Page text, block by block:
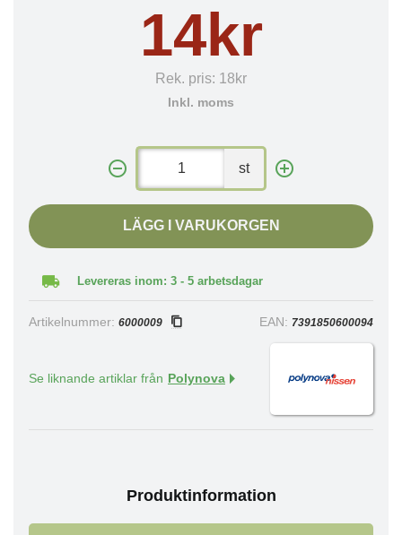
14kr
Rek. pris: 18kr
Inkl. moms
st
LÄGG I VARUKORGEN
Levereras inom: 3 - 5 arbetsdagar
Artikelnummer: 6000009 EAN: 7391850600094
Se liknande artiklar från Polynova
Produktinformation